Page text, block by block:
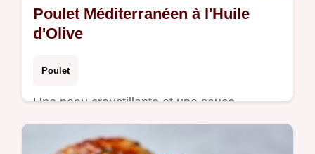
Poulet Méditerranéen à l'Huile
d'Olive
Poulet
Une peau croustillante et une sauce
sirupeuse caractérisent ce Poulet
méditerranéen. Consultez le processus de